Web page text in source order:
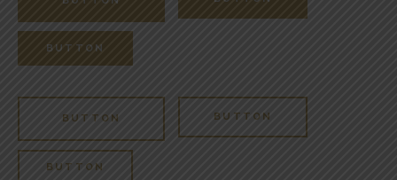
BUTTON
BUTTON BUTTON
BUTTON